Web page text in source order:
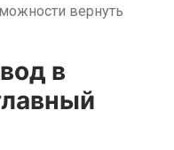
вернуть
в